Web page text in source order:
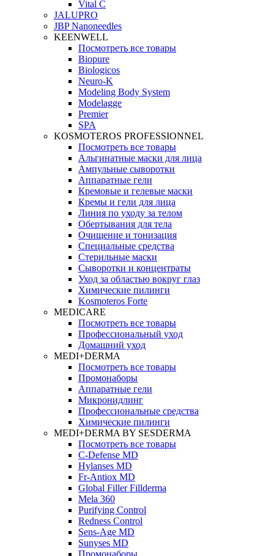
Vital C
JALUPRO
JBP Nanoneedles
KEENWELL
Посмотреть все товары
Biopure
Biologicos
Neuro‑K
Modeling Body System
Modelagge
Premier
SPA
KOSMOTEROS PROFESSIONNEL
Посмотреть все товары
Альгинатные маски для лица
Ампульные сыворотки
Аппаратные гели
Кремовые и гелевые маски
Кремы и гели для лица
Линия по уходу за телом
Обертывания для тела
Очищение и тонизация
Специальные средства
Стерильные маски
Сыворотки и концентраты
Уход за областью вокруг глаз
Химические пилинги
Kosmoteros Forte
MEDICARE
Посмотреть все товары
Профессиональный уход
Домашний уход
MEDI+DERMA
Посмотреть все товары
Промонаборы
Аппаратные гели
Микронидлинг
Профессиональные средства
Химические пилинги
MEDI+DERMA BY SESDERMA
Посмотреть все товары
C-Defense MD
Hylanses MD
Fr‑Antiox MD
Global Filler Fillderma
Mela 360
Purifying Control
Redness Control
Sens-Age MD
Sunyses MD
Промонаборы